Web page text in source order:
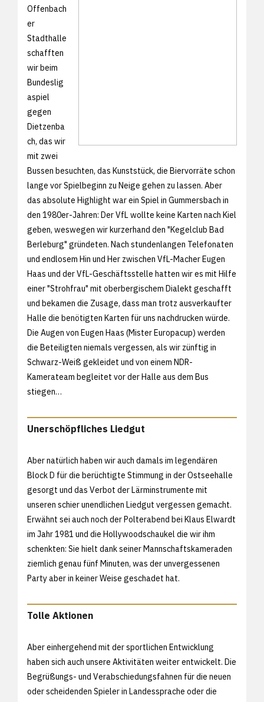
Offenbach
er
Stadthalle
schafften
wir beim
Bundeslig
aspiel
gegen
Dietzenba
ch, das wir
mit zwei
Bussen besuchten, das Kunststück, die Biervorräte schon
lange vor Spielbeginn zu Neige gehen zu lassen. Aber
das absolute Highlight war ein Spiel in Gummersbach in
den 1980er-Jahren: Der VfL wollte keine Karten nach Kiel
geben, weswegen wir kurzerhand den "Kegelclub Bad
Berleburg" gründeten. Nach stundenlangen Telefonaten
und endlosem Hin und Her zwischen VfL-Macher Eugen
Haas und der VfL-Geschäftsstelle hatten wir es mit Hilfe
einer "Strohfrau" mit oberbergischem Dialekt geschafft
und bekamen die Zusage, dass man trotz ausverkaufter
Halle die benötigten Karten für uns nachdrucken würde.
Die Augen von Eugen Haas (Mister Europacup) werden
die Beteiligten niemals vergessen, als wir zünftig in
Schwarz-Weiß gekleidet und von einem NDR-
Kamerateam begleitet vor der Halle aus dem Bus
stiegen…
Unerschöpfliches Liedgut
Aber natürlich haben wir auch damals im legendären
Block D für die berüchtigte Stimmung in der Ostseehalle
gesorgt und das Verbot der Lärminstrumente mit
unseren schier unendlichen Liedgut vergessen gemacht.
Erwähnt sei auch noch der Polterabend bei Klaus Elwardt
im Jahr 1981 und die Hollywoodschaukel die wir ihm
schenkten: Sie hielt dank seiner Mannschaftskameraden
ziemlich genau fünf Minuten, was der unvergessenen
Party aber in keiner Weise geschadet hat.
Tolle Aktionen
Aber einhergehend mit der sportlichen Entwicklung
haben sich auch unsere Aktivitäten weiter entwickelt. Die
Begrüßungs- und Verabschiedungsfahnen für die neuen
oder scheidenden Spieler in Landessprache oder die